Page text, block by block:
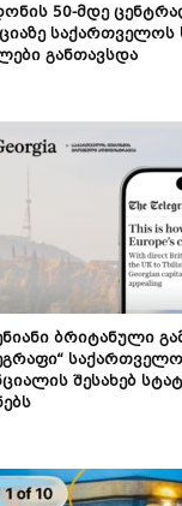
50-მდე
საქართველოს
განთავსდა
ბრიტანული
შესახებ